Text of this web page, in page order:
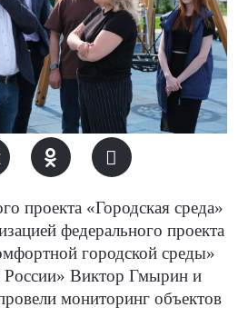
проекта «Городская среда»
федерального проекта
городской среды»
России» Виктор Гмырин и
мониторинг объектов